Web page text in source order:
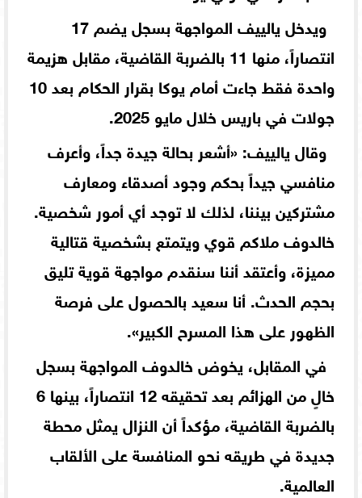
ويدخل يالييف المواجهة بسجل يضم 17
انتصاراً، منها 11 بالضربة القاضية، مقابل هزيمة
واحدة فقط جاءت أمام يوكا بقرار الحكام بعد 10
جولات في باريس خلال مايو 2025.
وقال يالييف: «أشعر بحالة جيدة جداً، وأعرف
منافسي جيداً بحكم وجود أصدقاء ومعارف
مشتركين بيننا، لذلك لا توجد أي أمور شخصية.
خالدوف ملاكم قوي ويتمتع بشخصية قتالية
مميزة، وأعتقد أننا سنقدم مواجهة قوية تليق
بحجم الحدث. أنا سعيد بالحصول على فرصة
الظهور على هذا المسرح الكبير».
في المقابل، يخوض خالدوف المواجهة بسجل
خالٍ من الهزائم بعد تحقيقه 12 انتصاراً، بينها 6
بالضربة القاضية، مؤكداً أن النزال يمثل محطة
جديدة في طريقه نحو المنافسة على الألقاب
العالمية.